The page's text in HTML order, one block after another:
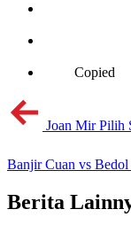
Copied
Joan Mir Pilih
Banjir Cuan vs
Berita